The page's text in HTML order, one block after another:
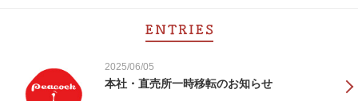
2025/06/05
本社・直売所一時移転のお知らせ